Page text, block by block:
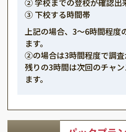
② 学校までの登校が確認出
③ 下校する時間帯
上記の場合、3～6時間程度
ます。
②の場合は3時間程度で調査
残りの3時間は次回のチャ
ます。